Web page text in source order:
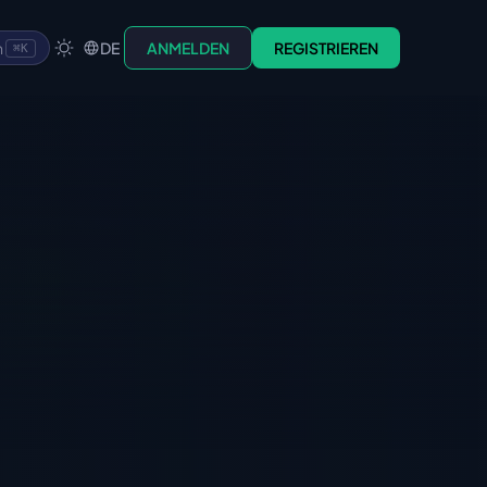
⌘K DE ANMELDEN REGISTRIEREN